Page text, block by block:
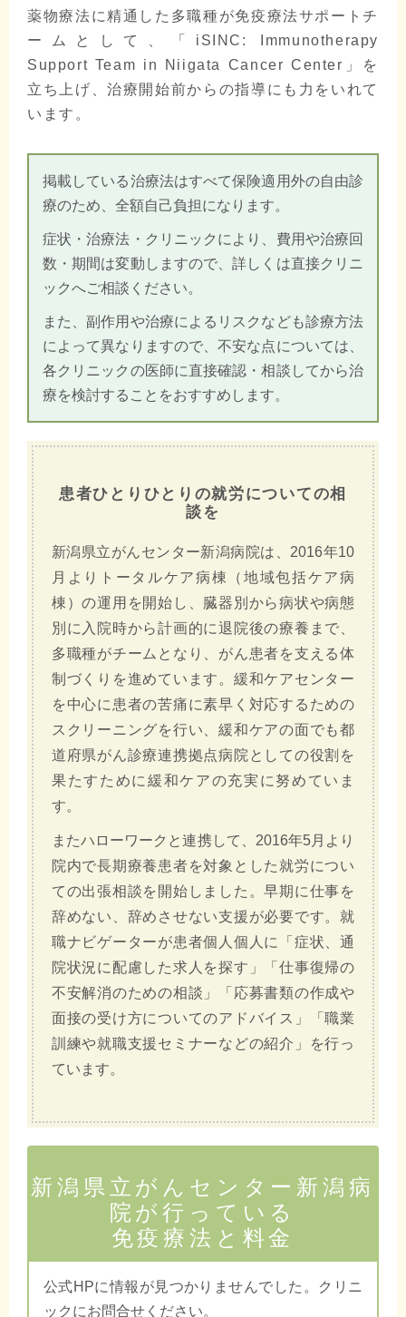
薬物療法に精通した多職種が免疫療法サポートチ
ームとして、「iSINC: Immunotherapy
Support Team in Niigata Cancer Center」を
立ち上げ、治療開始前からの指導にも力をいれて
います。
掲載している治療法はすべて保険適用外の自由診
療のため、全額自己負担になります。
症状・治療法・クリニックにより、費用や治療回
数・期間は変動しますので、詳しくは直接クリニ
ックへご相談ください。
また、副作用や治療によるリスクなども診療方法
によって異なりますので、不安な点については、
各クリニックの医師に直接確認・相談してから治
療を検討することをおすすめします。
患者ひとりひとりの就労についての相
談を
新潟県立がんセンター新潟病院は、2016年10
月よりトータルケア病棟（地域包括ケア病
棟）の運用を開始し、臓器別から病状や病態
別に入院時から計画的に退院後の療養まで、
多職種がチームとなり、がん患者を支える体
制づくりを進めています。緩和ケアセンター
を中心に患者の苦痛に素早く対応するための
スクリーニングを行い、緩和ケアの面でも都
道府県がん診療連携拠点病院としての役割を
果たすために緩和ケアの充実に努めていま
す。
またハローワークと連携して、2016年5月より
院内で長期療養患者を対象とした就労につい
ての出張相談を開始しました。早期に仕事を
辞めない、辞めさせない支援が必要です。就
職ナビゲーターが患者個人個人に「症状、通
院状況に配慮した求人を探す」「仕事復帰の
不安解消のための相談」「応募書類の作成や
面接の受け方についてのアドバイス」「職業
訓練や就職支援セミナーなどの紹介」を行っ
ています。
新潟県立がんセンター新潟病
院が行っている
免疫療法と料金
公式HPに情報が見つかりませんでした。クリニ
ックにお問合せください。